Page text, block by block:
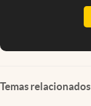
Temas relacionados